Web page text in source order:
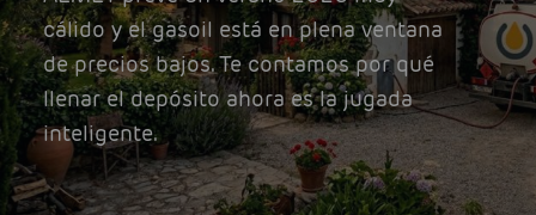
cálido y el gasoil está en plena ventana
de precios bajos. Te contamos por qué
llenar el depósito ahora es la jugada
inteligente.